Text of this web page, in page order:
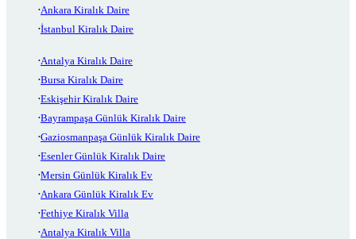
Ankara Kiralık Daire
İstanbul Kiralık Daire
Antalya Kiralık Daire
Bursa Kiralık Daire
Eskişehir Kiralık Daire
Bayrampaşa Günlük Kiralık Daire
Gaziosmanpaşa Günlük Kiralık Daire
Esenler Günlük Kiralık Daire
Mersin Günlük Kiralık Ev
Ankara Günlük Kiralık Ev
Fethiye Kiralık Villa
Antalya Kiralık Villa